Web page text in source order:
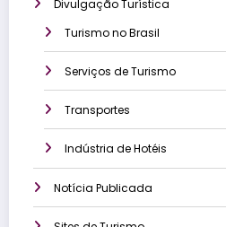
Divulgação Turística
Turismo no Brasil
Serviços de Turismo
Transportes
Indústria de Hotéis
Notícia Publicada